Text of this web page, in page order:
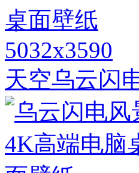
5032x3590
天空乌云闪